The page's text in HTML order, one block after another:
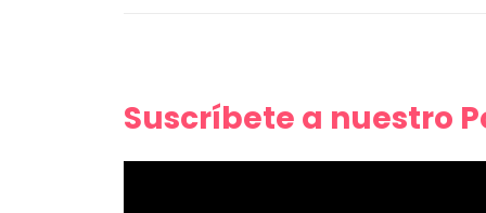
Suscríbete a nuestro